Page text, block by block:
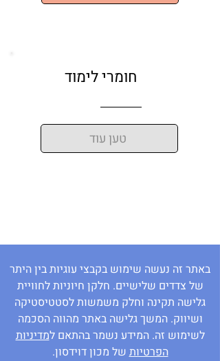
חומרי לימוד
טען עוד
באתר זה נעשה שימוש בקבצי עוגיות בין היתר
של צדדים שלישיים. חלקן חיוניות לחוויית
גלישה תקינה וחלק משמשות לסטטיסטיקה
ושיווק. המשך גלישה באתר מהווה הסכמה
לשימוש זה. המידע נשמר בהתאם למדיניות
הפרטיותשל מכון דוידסון.